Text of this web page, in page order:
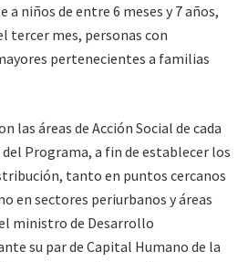
niños de entre 6 meses y 7 años,
tercer mes, personas con
pertenecientes a familias
las áreas de Acción Social de cada
Programa, a fin de establecer los
tanto en puntos cercanos
en sectores periurbanos y áreas
ministro de Desarrollo
su par de Capital Humano de la